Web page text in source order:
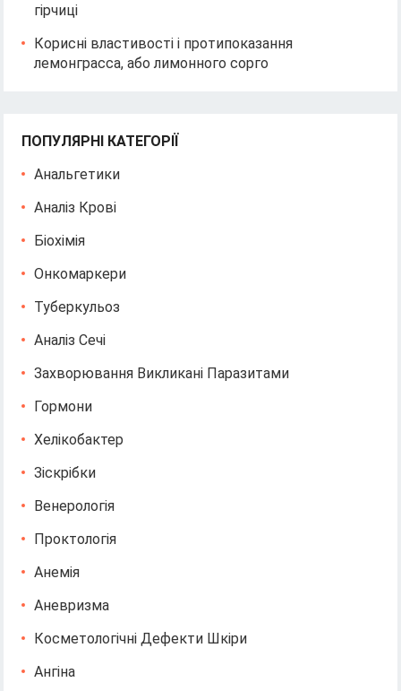
гірчиці
Корисні властивості і протипоказання
лемонграсса, або лимонного сорго
ПОПУЛЯРНІ КАТЕГОРІЇ
Анальгетики
Аналіз Крові
Біохімія
Онкомаркери
Туберкульоз
Аналіз Сечі
Захворювання Викликані Паразитами
Гормони
Хелікобактер
Зіскрібки
Венерологія
Проктологія
Анемія
Аневризма
Косметологічні Дефекти Шкіри
Ангіна